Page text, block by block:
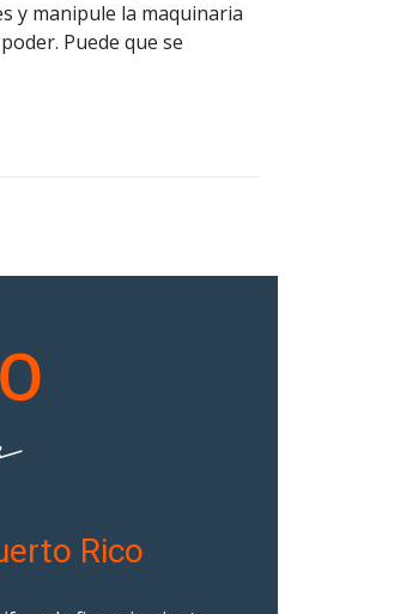
y manipule la maquinaria
Puede que se
Rico